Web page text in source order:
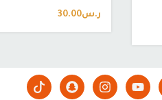
ر.س30.00